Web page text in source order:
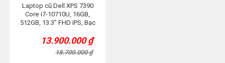
Laptop cũ Dell XPS 7390
Core i7-10710U, 16GB,
512GB, 13.3” FHD IPS, Bạc
18.700.000₫
Original
price
was:
13.900.000₫
Current
price
is: